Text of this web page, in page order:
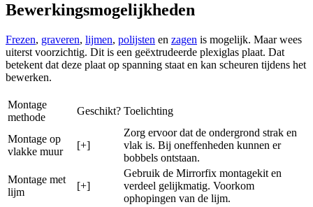
Bewerkingsmogelijkheden
Frezen, graveren, lijmen, polijsten en zagen is mogelijk. Maar wees
uiterst voorzichtig. Dit is een geëxtrudeerde plexiglas plaat. Dat
betekent dat deze plaat op spanning staat en kan scheuren tijdens het
bewerken.
Montage
methode
Geschikt? Toelichting
Montage op
vlakke muur
[+]
Zorg ervoor dat de ondergrond strak en
vlak is. Bij oneffenheden kunnen er
bobbels ontstaan.
Montage met
lijm
[+]
Gebruik de Mirrorfix montagekit en
verdeel gelijkmatig. Voorkom
ophopingen van de lijm.